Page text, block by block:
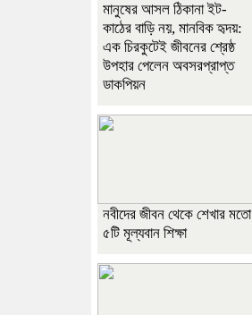
মানুষের আসল ঠিকানা ইট-
কাঠের বাড়ি নয়, মানবিক হৃদয়:
এক চিরকুটেই জীবনের শ্রেষ্ঠ
উপহার পেলেন অবসরপ্রাপ্ত
ডাকপিয়ন
নবীদের জীবন থেকে শেখার মতো
৫টি মূল্যবান শিক্ষা